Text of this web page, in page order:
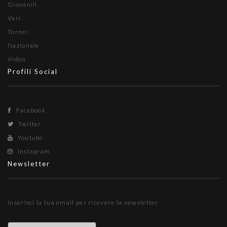
Giovanili
Vari
Tornei
Nazionale
Video
Profili Social
Facebook
Twitter
Youtube
Instagram
Newsletter
Inserisci la tua email per ricevere la newsletter